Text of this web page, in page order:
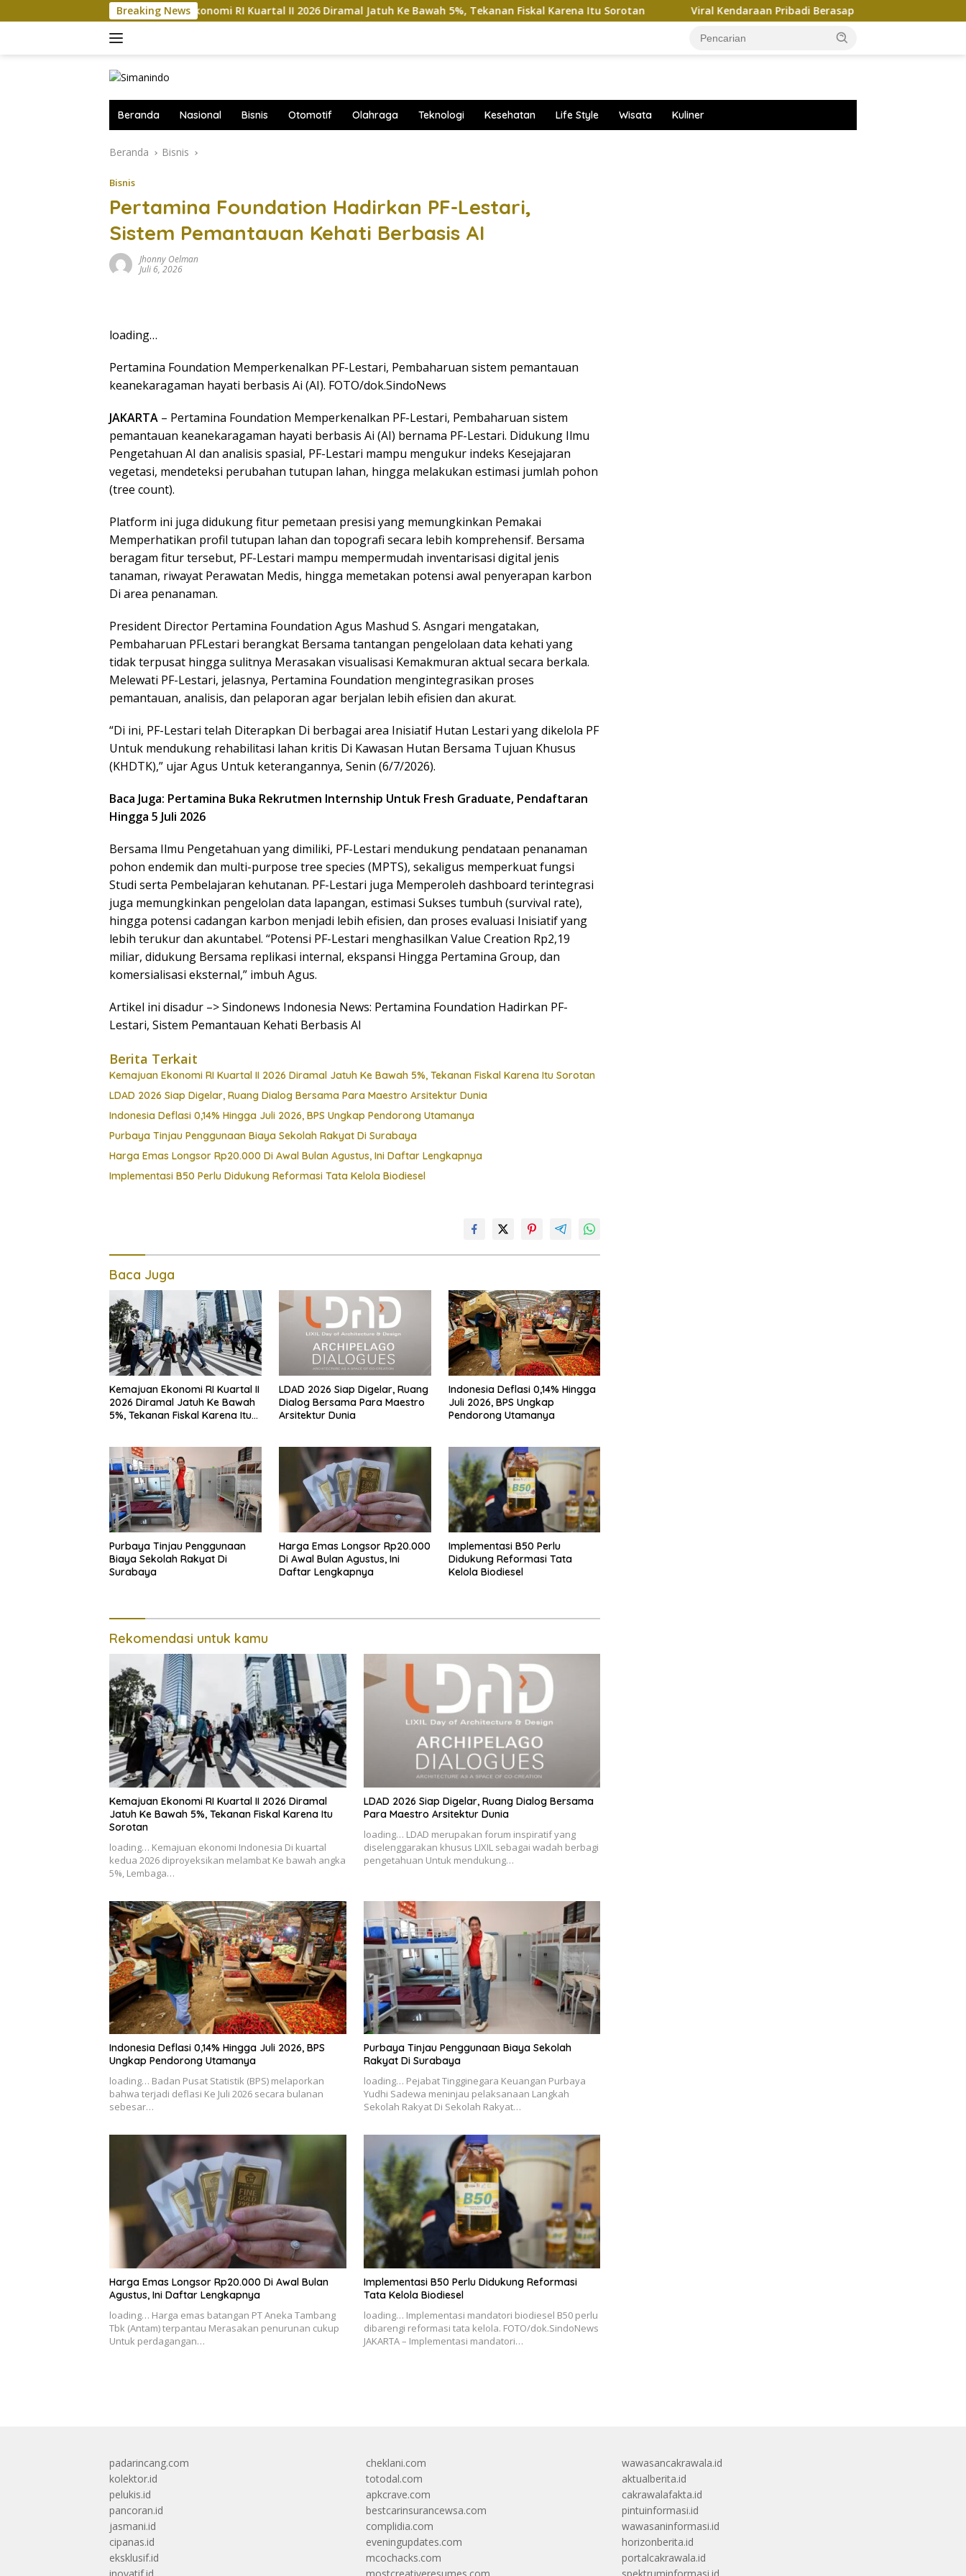
ke
Breaking News
Kemajuan Ekonomi RI Kuartal II 2026 Diramal Jatuh Ke Bawah 5%, Tekanan Fiskal Karena Itu Sorotan Viral Kendaraan Pribadi Berasap Di Parkiran GIIAS 2026, Ini Kata Chery
Beranda Nasional Bisnis Otomotif Olahraga Teknologi Kesehatan Life Style Wisata Kuliner
Beranda Bisnis
Bisnis
Pertamina Foundation Hadirkan PF-Lestari,
Sistem Pemantauan Kehati Berbasis AI
Jhonny Oelman
Juli 6, 2026
loading…
Pertamina Foundation Memperkenalkan PF-Lestari, Pembaharuan sistem pemantauan
keanekaragaman hayati berbasis Ai (AI). FOTO/dok.SindoNews
JAKARTA – Pertamina Foundation Memperkenalkan PF-Lestari, Pembaharuan sistem
pemantauan keanekaragaman hayati berbasis Ai (AI) bernama PF-Lestari. Didukung Ilmu
Pengetahuan AI dan analisis spasial, PF-Lestari mampu mengukur indeks Kesejajaran
vegetasi, mendeteksi perubahan tutupan lahan, hingga melakukan estimasi jumlah pohon
(tree count).
Platform ini juga didukung fitur pemetaan presisi yang memungkinkan Pemakai
Memperhatikan profil tutupan lahan dan topografi secara lebih komprehensif. Bersama
beragam fitur tersebut, PF-Lestari mampu mempermudah inventarisasi digital jenis
tanaman, riwayat Perawatan Medis, hingga memetakan potensi awal penyerapan karbon
Di area penanaman.
President Director Pertamina Foundation Agus Mashud S. Asngari mengatakan,
Pembaharuan PFLestari berangkat Bersama tantangan pengelolaan data kehati yang
tidak terpusat hingga sulitnya Merasakan visualisasi Kemakmuran aktual secara berkala.
Melewati PF-Lestari, jelasnya, Pertamina Foundation mengintegrasikan proses
pemantauan, analisis, dan pelaporan agar berjalan lebih efisien dan akurat.
“Di ini, PF-Lestari telah Diterapkan Di berbagai area Inisiatif Hutan Lestari yang dikelola PF
Untuk mendukung rehabilitasi lahan kritis Di Kawasan Hutan Bersama Tujuan Khusus
(KHDTK),” ujar Agus Untuk keterangannya, Senin (6/7/2026).
Baca Juga: Pertamina Buka Rekrutmen Internship Untuk Fresh Graduate, Pendaftaran
Hingga 5 Juli 2026
Bersama Ilmu Pengetahuan yang dimiliki, PF-Lestari mendukung pendataan penanaman
pohon endemik dan multi-purpose tree species (MPTS), sekaligus memperkuat fungsi
Studi serta Pembelajaran kehutanan. PF-Lestari juga Memperoleh dashboard terintegrasi
juga memungkinkan pengelolan data lapangan, estimasi Sukses tumbuh (survival rate),
hingga potensi cadangan karbon menjadi lebih efisien, dan proses evaluasi Inisiatif yang
lebih terukur dan akuntabel. “Potensi PF-Lestari menghasilkan Value Creation Rp2,19
miliar, didukung Bersama replikasi internal, ekspansi Hingga Pertamina Group, dan
komersialisasi eksternal,” imbuh Agus.
Artikel ini disadur –> Sindonews Indonesia News: Pertamina Foundation Hadirkan PF-
Lestari, Sistem Pemantauan Kehati Berbasis AI
Berita Terkait
Kemajuan Ekonomi RI Kuartal II 2026 Diramal Jatuh Ke Bawah 5%, Tekanan Fiskal Karena Itu Sorotan
LDAD 2026 Siap Digelar, Ruang Dialog Bersama Para Maestro Arsitektur Dunia
Indonesia Deflasi 0,14% Hingga Juli 2026, BPS Ungkap Pendorong Utamanya
Purbaya Tinjau Penggunaan Biaya Sekolah Rakyat Di Surabaya
Harga Emas Longsor Rp20.000 Di Awal Bulan Agustus, Ini Daftar Lengkapnya
Implementasi B50 Perlu Didukung Reformasi Tata Kelola Biodiesel
Baca Juga
Kemajuan Ekonomi RI Kuartal II
2026 Diramal Jatuh Ke Bawah
5%, Tekanan Fiskal Karena Itu
LDAD 2026 Siap Digelar, Ruang
Dialog Bersama Para Maestro
Arsitektur Dunia
Indonesia Deflasi 0,14% Hingga
Juli 2026, BPS Ungkap
Pendorong Utamanya
Purbaya Tinjau Penggunaan
Biaya Sekolah Rakyat Di
Surabaya
Harga Emas Longsor Rp20.000
Di Awal Bulan Agustus, Ini
Daftar Lengkapnya
Implementasi B50 Perlu
Didukung Reformasi Tata
Kelola Biodiesel
Rekomendasi untuk kamu
Kemajuan Ekonomi RI Kuartal II 2026 Diramal
Jatuh Ke Bawah 5%, Tekanan Fiskal Karena Itu
Sorotan
loading… Kemajuan ekonomi Indonesia Di kuartal
kedua 2026 diproyeksikan melambat Ke bawah angka
5%, Lembaga…
LDAD 2026 Siap Digelar, Ruang Dialog Bersama
Para Maestro Arsitektur Dunia
loading… LDAD merupakan forum inspiratif yang
diselenggarakan khusus LIXIL sebagai wadah berbagi
pengetahuan Untuk mendukung…
Indonesia Deflasi 0,14% Hingga Juli 2026, BPS
Ungkap Pendorong Utamanya
loading… Badan Pusat Statistik (BPS) melaporkan
bahwa terjadi deflasi Ke Juli 2026 secara bulanan
sebesar…
Purbaya Tinjau Penggunaan Biaya Sekolah
Rakyat Di Surabaya
loading… Pejabat Tingginegara Keuangan Purbaya
Yudhi Sadewa meninjau pelaksanaan Langkah
Sekolah Rakyat Di Sekolah Rakyat…
Harga Emas Longsor Rp20.000 Di Awal Bulan
Agustus, Ini Daftar Lengkapnya
loading… Harga emas batangan PT Aneka Tambang
Tbk (Antam) terpantau Merasakan penurunan cukup
Untuk perdagangan…
Implementasi B50 Perlu Didukung Reformasi
Tata Kelola Biodiesel
loading… Implementasi mandatori biodiesel B50 perlu
dibarengi reformasi tata kelola. FOTO/dok.SindoNews
JAKARTA – Implementasi mandatori…
padarincang.com
kolektor.id
pelukis.id
pancoran.id
jasmani.id
cipanas.id
eksklusif.id
cheklani.com
totodal.com
apkcrave.com
bestcarinsurancewsa.com
complidia.com
eveningupdates.com
mcochacks.com
wawasancakrawala.id
aktualberita.id
cakrawalafakta.id
pintuinformasi.id
wawasaninformasi.id
horizonberita.id
portalcakrawala.id